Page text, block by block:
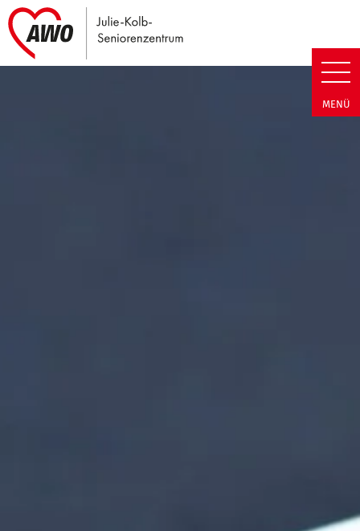
Julie-Kolb-Seniorenzentrum |
MENÜ